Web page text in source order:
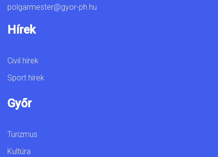
polgarmester@gyor-ph.hu
Hírek
Civil hírek
Sport hírek
Győr
Turizmus
Kultúra